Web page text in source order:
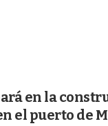
en la
el puerto de